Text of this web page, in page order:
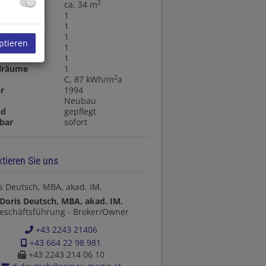
ca. 34 m2
1
1
1
1
1
1
C, 87 kWh/m2a
1994
Neubau
gepflegt
sofort
Sie uns
Doris Deutsch, MBA, akad. IM.
- Broker/Owner
+43 2243 21406
+43 664 22 98 981
+43 2243 214 06 10